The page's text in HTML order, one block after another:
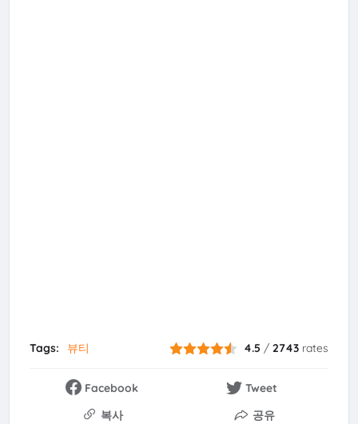
Tags: 뷰티 4.5 /2743 rates
Facebook
Tweet
복사
공유